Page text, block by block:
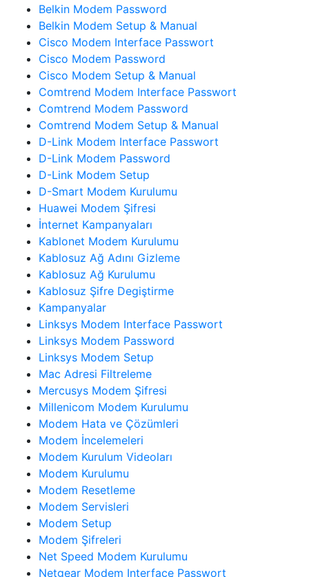
Belkin Modem Password
Belkin Modem Setup & Manual
Cisco Modem Interface Passwort
Cisco Modem Password
Cisco Modem Setup & Manual
Comtrend Modem Interface Passwort
Comtrend Modem Password
Comtrend Modem Setup & Manual
D-Link Modem Interface Passwort
D-Link Modem Password
D-Link Modem Setup
D-Smart Modem Kurulumu
Huawei Modem Şifresi
İnternet Kampanyaları
Kablonet Modem Kurulumu
Kablosuz Ağ Adını Gizleme
Kablosuz Ağ Kurulumu
Kablosuz Şifre Degiştirme
Kampanyalar
Linksys Modem Interface Passwort
Linksys Modem Password
Linksys Modem Setup
Mac Adresi Filtreleme
Mercusys Modem Şifresi
Millenicom Modem Kurulumu
Modem Hata ve Çözümleri
Modem İncelemeleri
Modem Kurulum Videoları
Modem Kurulumu
Modem Resetleme
Modem Servisleri
Modem Setup
Modem Şifreleri
Net Speed Modem Kurulumu
Netgear Modem Interface Passwort